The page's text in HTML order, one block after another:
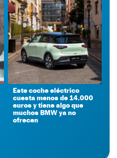
Este coche eléctrico
cuesta menos de 14.000
euros y tiene algo que
muchos BMW ya no
ofrecen